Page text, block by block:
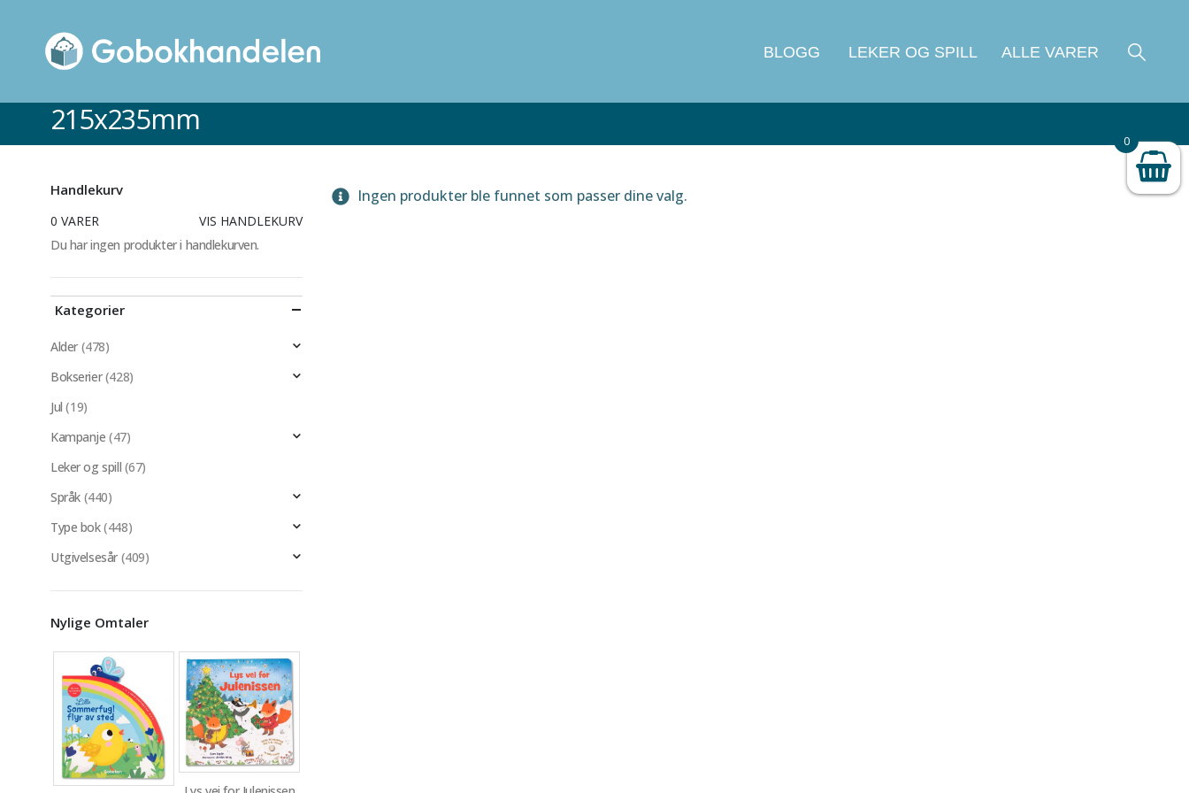
BLOGG LEKER OG SPILL ALLE VARER
215x235mm
Ingen produkter ble funnet som passer dine valg.
Handlekurv
0 VARER
VIS HANDLEKURV
Du har ingen produkter i handlekurven.
Kategorier
Alder (478)
Bokserier(428)
Jul (19)
Kampanje (47)
Leker og spill (67)
Språk (440)
Type bok(448)
Utgivelsesår (409)
Nylige Omtaler
0